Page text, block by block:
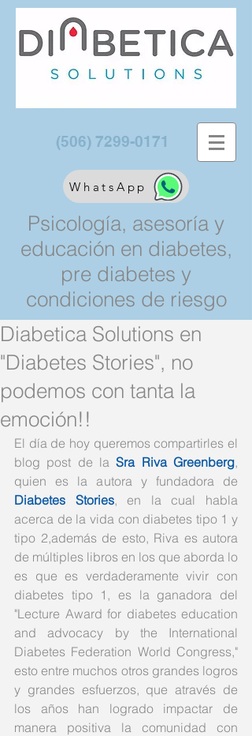
(506) 7299-0171
WhatsApp
Psicología, asesoría y
educación en diabetes,
pre diabetes y
condiciones de riesgo
Diabetica Solutions en
"Diabetes Stories", no
podemos con tanta la
emoción!!
El día de hoy queremos compartirles el
blog post de la Sra Riva Greenberg,
Diabetes Stories, en la cual habla
acerca de la vida con diabetes tipo 1 y
tipo 2,además de esto, Riva es autora
de múltiples libros en los que aborda lo
es que es verdaderamente vivir con
diabetes tipo 1, es la ganadora del
"Lecture Award for diabetes education
and advocacy by the International
Diabetes Federation World Congress,"
esto entre muchos otros grandes logros
y grandes esfuerzos, que através de
los años han logrado impactar de
manera positiva la comunidad con